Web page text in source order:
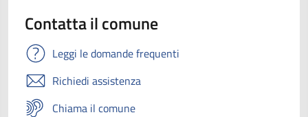
Contatta il comune
Leggi le domande frequenti
Richiedi assistenza
Chiama il comune